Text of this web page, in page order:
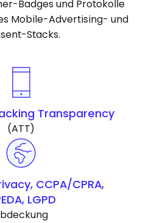
Badges und Protokolle
Mobile-Advertising- und
Stacks.
Transparency
(ATT)
CCPA/CPRA,
LGPD